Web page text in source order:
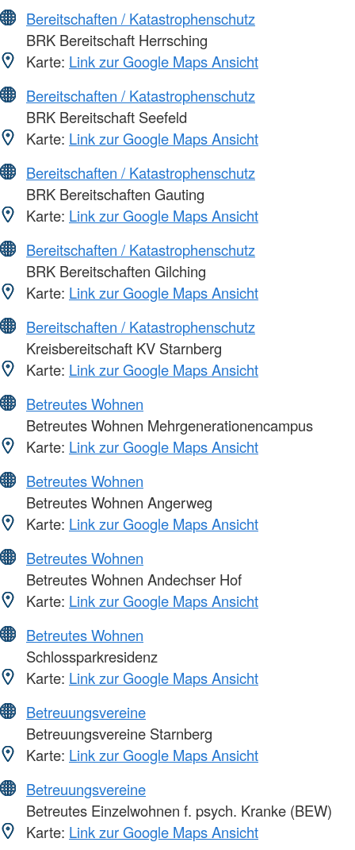
Bereitschaften / Katastrophenschutz
BRK Bereitschaft Herrsching
Karte: Link zur Google Maps Ansicht
Bereitschaften / Katastrophenschutz
BRK Bereitschaft Seefeld
Karte: Link zur Google Maps Ansicht
Bereitschaften / Katastrophenschutz
BRK Bereitschaften Gauting
Karte: Link zur Google Maps Ansicht
Bereitschaften / Katastrophenschutz
BRK Bereitschaften Gilching
Karte: Link zur Google Maps Ansicht
Bereitschaften / Katastrophenschutz
Kreisbereitschaft KV Starnberg
Karte: Link zur Google Maps Ansicht
Betreutes Wohnen
Betreutes Wohnen Mehrgenerationencampus
Karte: Link zur Google Maps Ansicht
Betreutes Wohnen
Betreutes Wohnen Angerweg
Karte: Link zur Google Maps Ansicht
Betreutes Wohnen
Betreutes Wohnen Andechser Hof
Karte: Link zur Google Maps Ansicht
Betreutes Wohnen
Schlossparkresidenz
Karte: Link zur Google Maps Ansicht
Betreuungsvereine
Betreuungsvereine Starnberg
Karte: Link zur Google Maps Ansicht
Betreuungsvereine
Betreutes Einzelwohnen f. psych. Kranke (BEW)
Karte: Link zur Google Maps Ansicht